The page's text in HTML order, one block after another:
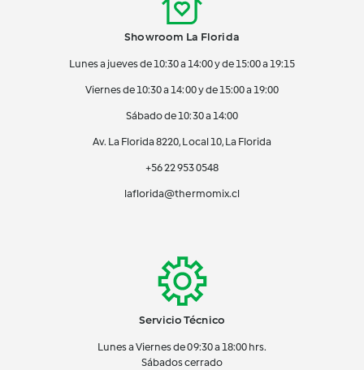
Showroom La Florida
Lunes a jueves de 10:30 a 14:00 y de 15:00 a 19:15
Viernes de 10:30 a 14:00 y de 15:00 a 19:00
Sábado de 10:30 a 14:00
Av. La Florida 8220, Local 10, La Florida
+56 22 953 0548
laflorida@thermomix.cl
Servicio Técnico
Lunes a Viernes de 09:30 a 18:00 hrs.
Sábados cerrado